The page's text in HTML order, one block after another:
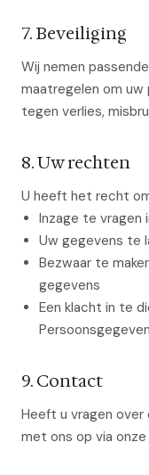
7. Beveiliging
Wij nemen
maatregelen om
tegen verlies,
8. Uw rechten
U heeft het recht
Inzage te vragen
Uw gegevens te
Bezwaar te
gegevens
Een klacht in te
9. Contact
Heeft u vragen
met ons op via onze